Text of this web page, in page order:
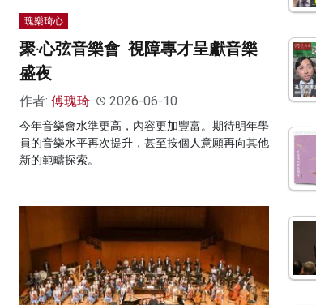
瑰樂琦心
聚‧心弦音樂會 視障專才呈獻音樂
盛夜
作者: 傅瑰琦 2026-06-10
今年音樂會水準更高，內容更加豐富。期待明年學
員的音樂水平再次提升，甚至按個人意願再向其他
新的範疇探索。